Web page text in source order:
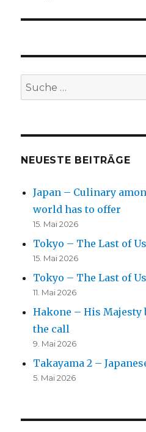
Suche
nach:
NEUESTE BEITRÄGE
Japan – Culinary
world has to offer
15. Mai 2026
Tokyo – The Last of
15. Mai 2026
Tokyo – The Last of Us
11. Mai 2026
Hakone – His Majesty
the call
9. Mai 2026
Takayama 2 –
5. Mai 2026